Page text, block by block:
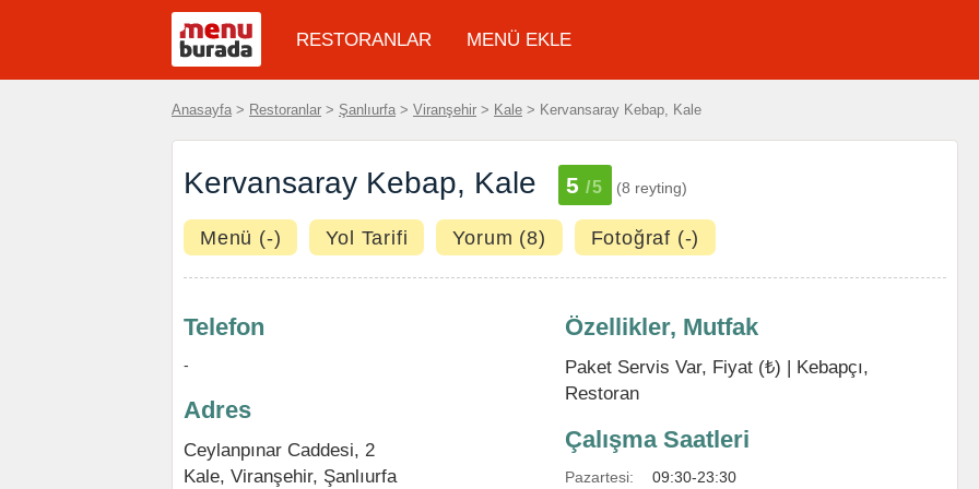
RESTORANLAR MENÜ EKLE
Anasayfa > Restoranlar > Şanlıurfa > Viranşehir > Kale > Kervansaray Kebap, Kale
Kervansaray Kebap, Kale 5 /5 (8 reyting)
Menü (-) Yol Tarifi Yorum (8) Fotoğraf (-)
Telefon
-
Adres
Ceylanpınar Caddesi, 2
Kale, Viranşehir, Şanlıurfa
Özellikler, Mutfak
Paket Servis Var, Fiyat (₺) | Kebapçı,
Restoran
Çalışma Saatleri
Pazartesi:
09:30-23:30